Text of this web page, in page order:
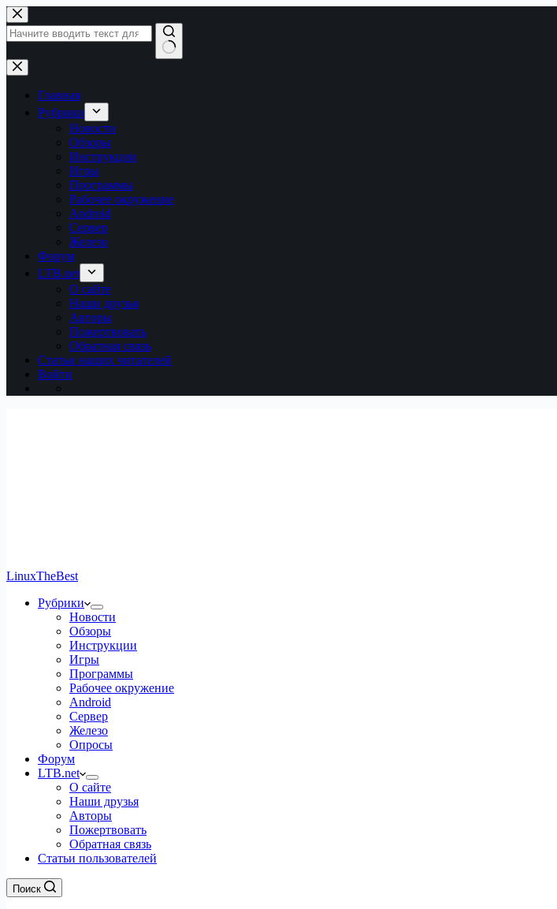
Перейти
к
сути
Ничего
не
найденоГлавная
Рубрики
Новости
Обзоры
Инструкции
Игры
Программы
Рабочее окружение
Android
Сервер
Железо
Форум
LTB.net
О сайте
Наши друзья
Авторы
Пожертвовать
Обратная связь
Статьи наших читателей
Войти
LinuxTheBest
Рубрики
Новости
Обзоры
Инструкции
Игры
Программы
Рабочее окружение
Android
Сервер
Железо
Опросы
Форум
LTB.net
О сайте
Наши друзья
Авторы
Пожертвовать
Обратная связь
Статьи пользователей
Поиск